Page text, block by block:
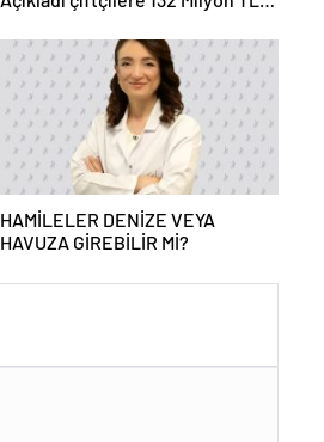
HAMİLELER DENİZE VEYA
HAVUZA GİREBİLİR Mİ?